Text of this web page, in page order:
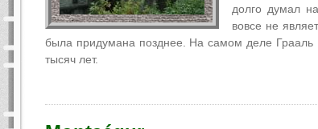
долго думал
вовсе не
была придумана позднее. На самом деле Грааль
тысяч лет.